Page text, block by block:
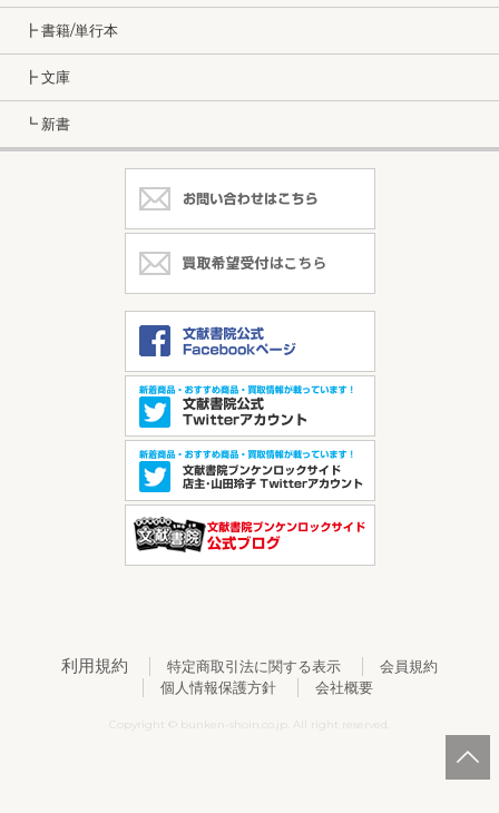
┣ 書籍/単行本
┣ 文庫
┗ 新書
利用規約 特定商取引法に関する表示
会員規約
個人情報保護方針
会社概要
Copyright © bunken-shoin.co.jp. All right reserved.